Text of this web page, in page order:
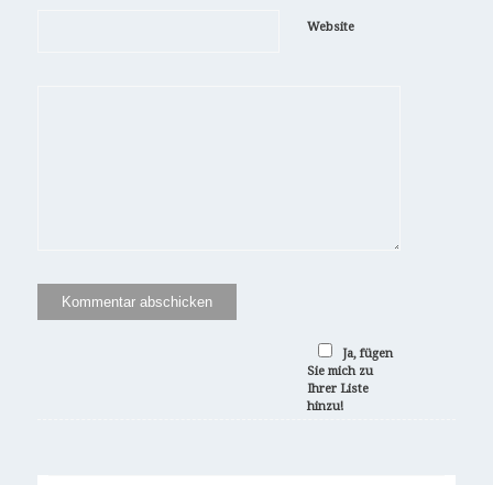
Website
Ja, fügen
Sie mich zu
Ihrer Liste
hinzu!